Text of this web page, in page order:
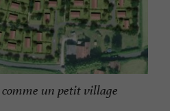
un petit village